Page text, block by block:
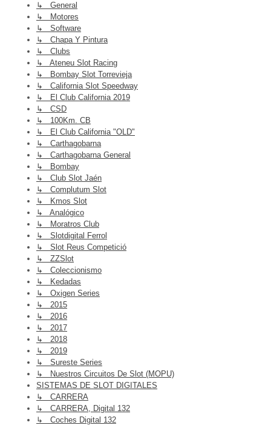
↳ General
↳ Motores
↳ Software
↳ Chapa Y Pintura
↳ Clubs
↳ Ateneu Slot Racing
↳ Bombay Slot Torrevieja
↳ California Slot Speedway
↳ El Club California 2019
↳ CSD
↳ 100Km. CB
↳ El Club California "OLD"
↳ Carthagobarna
↳ Carthagobarna General
↳ Bombay
↳ Club Slot Jaén
↳ Complutum Slot
↳ Kmos Slot
↳ Analógico
↳ Moratros Club
↳ Slotdigital Ferrol
↳ Slot Reus Competició
↳ ZZSlot
↳ Coleccionismo
↳ Kedadas
↳ Oxigen Series
↳ 2015
↳ 2016
↳ 2017
↳ 2018
↳ 2019
↳ Sureste Series
↳ Nuestros Circuitos De Slot (MOPU)
SISTEMAS DE SLOT DIGITALES
↳ CARRERA
↳ CARRERA, Digital 132
↳ Coches Digital 132